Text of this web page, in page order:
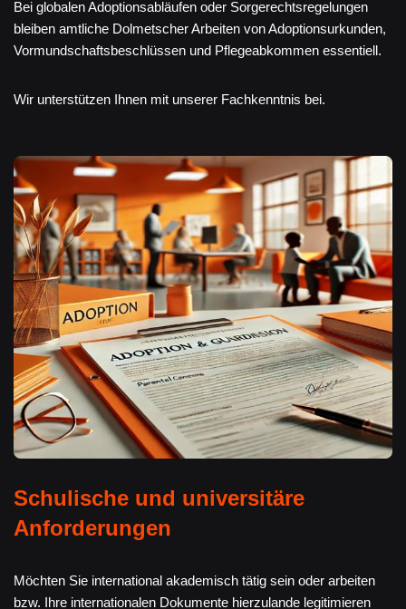
Bei globalen Adoptionsabläufen oder Sorgerechtsregelungen
bleiben amtliche Dolmetscher Arbeiten von Adoptionsurkunden,
Vormundschaftsbeschlüssen und Pflegeabkommen essentiell.
Wir unterstützen Ihnen mit unserer Fachkenntnis bei.
Schulische und universitäre
Anforderungen
Möchten Sie international akademisch tätig sein oder arbeiten
bzw. Ihre internationalen Dokumente hierzulande legitimieren